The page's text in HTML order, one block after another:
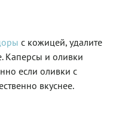
с кожицей, удалите
Каперсы и оливки
если оливки с
вкуснее.